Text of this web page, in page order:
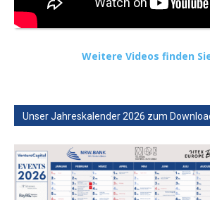
Weitere Videos finden
Unser Jahreskalender 2026 zum